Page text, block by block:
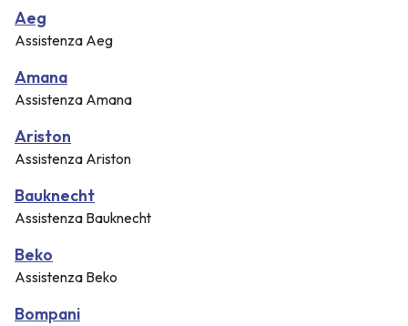
Aeg
Assistenza Aeg
Amana
Assistenza Amana
Ariston
Assistenza Ariston
Bauknecht
Assistenza Bauknecht
Beko
Assistenza Beko
Bompani